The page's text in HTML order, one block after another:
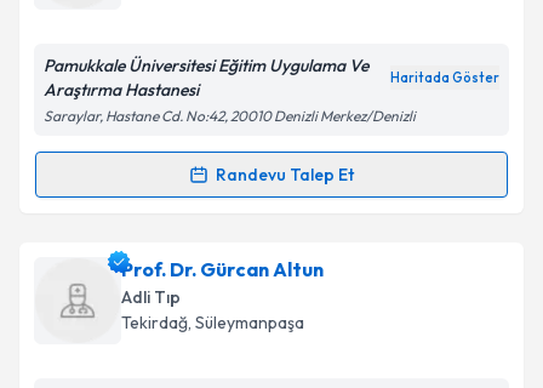
Kişisel verilerimin işlenmesine ilişkinAydınlatma
'ni okudum ve kişisel verilerimin belirtilen
kapsamda işlenmesini kabul ediyorum.
Takvim Talebini Gönder
Pamukkale Üniversitesi Eğitim Uygulama Ve
Araştırma Hastanesi
Haritada Göster
Saraylar, Hastane Cd. No:42, 20010 Denizli Merkez/Denizli
Randevu Talep Et
Randevu Takvimi Talebi
Dr. Kemallettin Acariçin randevu takvimi talebi
oluşturun. Size bu uzmandan randevu almanız için bir
takvim hazırlandığında e-posta ile bilgilendireceğiz.
Prof. Dr. Gürcan Altun
Adli Tıp
Tekirdağ, Süleymanpaşa